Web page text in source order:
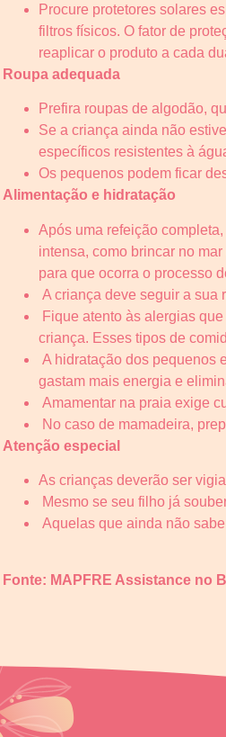
Procure protetores solares
filtros físicos. O fator de
reaplicar o produto a cada
Roupa adequada
Prefira roupas de algodão,
Se a criança ainda não
específicos resistentes à
Os pequenos podem ficar
Alimentação e hidratação
Após uma refeição
intensa, como brincar no
para que ocorra o processo
A criança deve seguir a sua
Fique atento às alergias
criança. Esses tipos de
A hidratação dos pequenos
gastam mais energia e
Amamentar na praia exige
No caso de mamadeira,
Atenção especial
As crianças deverão ser
Mesmo se seu filho já
Aquelas que ainda não
Fonte: MAPFRE Assistance no